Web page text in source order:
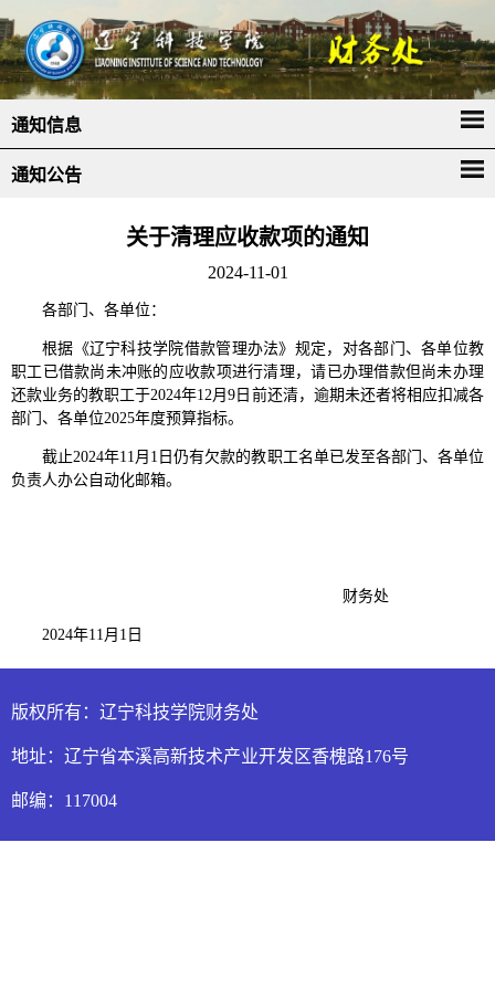
通知信息
通知公告
关于清理应收款项的通知
2024-11-01
各部门、各单位：
根据《辽宁科技学院借款管理办法》规定，对各部门、各单位教
职工已借款尚未冲账的应收款项进行清理，请已办理借款但尚未办理
还款业务的教职工于2024年12月9日前还清，逾期未还者将相应扣减各
部门、各单位2025年度预算指标。
截止2024年11月1日仍有欠款的教职工名单已发至各部门、各单位
负责人办公自动化邮箱。
财务处
2024年11月1日
版权所有：辽宁科技学院财务处
地址：辽宁省本溪高新技术产业开发区香槐路176号
邮编：117004